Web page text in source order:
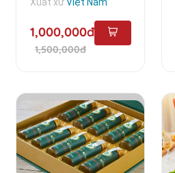
1,000,000đ
1,500,000đ